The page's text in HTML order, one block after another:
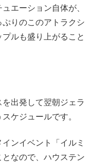
エーション自体が、
りのこのアトラクシ
ルも盛り上がること
出発して翌朝ジェラ
ケジュールです。
ンイベント「イルミ
なので、ハウステン